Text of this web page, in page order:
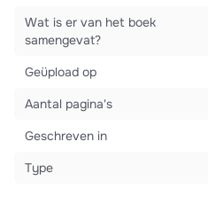
Wat is er van het boek
samengevat?
Geüpload op
Aantal pagina's
Geschreven in
Type